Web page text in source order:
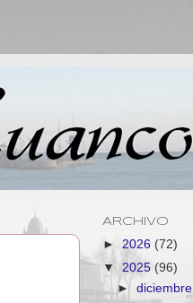
ARCHIVO
► 2026 (72)
▼ 2025 (96)
►diciembre